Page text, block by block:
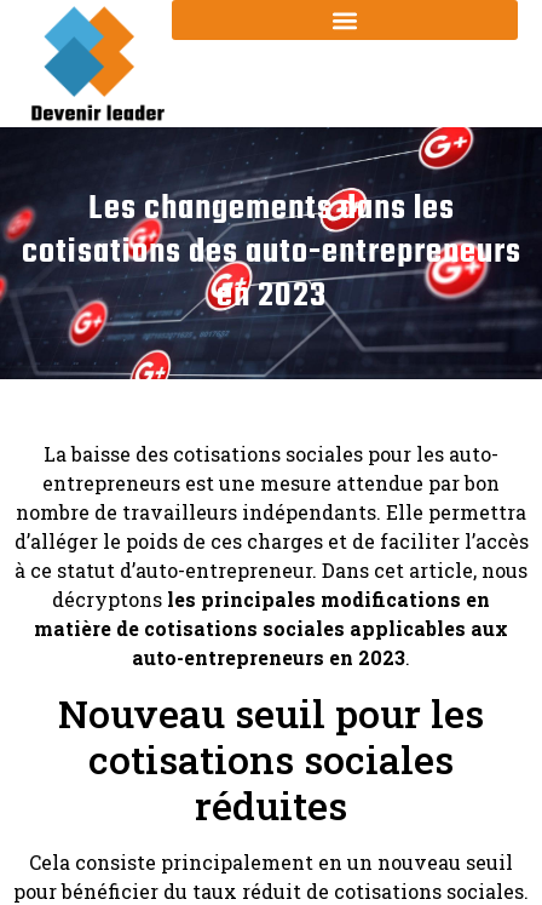
Les changements dans les
cotisations des auto-entrepreneurs
en 2023
La baisse des cotisations sociales pour les auto-
entrepreneurs est une mesure attendue par bon
nombre de travailleurs indépendants. Elle permettra
d’alléger le poids de ces charges et de faciliter l’accès
à ce statut d’auto-entrepreneur. Dans cet article, nous
décryptons les principales modifications en
matière de cotisations sociales applicables aux
auto-entrepreneurs en 2023.
Nouveau seuil pour les
cotisations sociales
réduites
Cela consiste principalement en un nouveau seuil
pour bénéficier du taux réduit de cotisations sociales.